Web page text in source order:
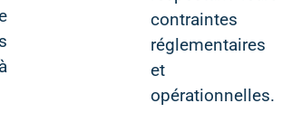
contraintes
réglementaires
et
opérationnelles.